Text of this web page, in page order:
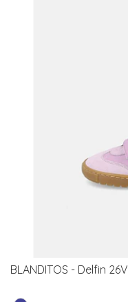
BLANDITOS - Delfin 26V